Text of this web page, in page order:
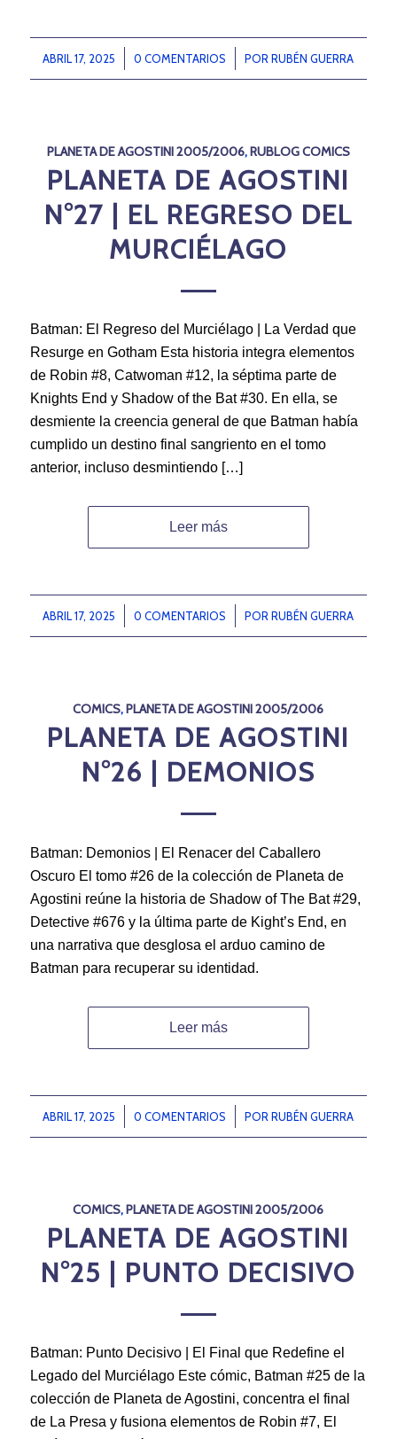
ABRIL 17, 2025
/ 0 COMENTARIOS
/ PORRUBÉN GUERRA
PLANETA DE AGOSTINI 2005/2006,RUBLOG COMICS
PLANETA DE AGOSTINI
N°27 | EL REGRESO DEL
MURCIÉLAGO
Batman: El Regreso del Murciélago | La Verdad que
Resurge en Gotham Esta historia integra elementos
de Robin #8, Catwoman #12, la séptima parte de
Knights End y Shadow of the Bat #30. En ella, se
desmiente la creencia general de que Batman había
cumplido un destino final sangriento en el tomo
anterior, incluso desmintiendo […]
Leer más
ABRIL 17, 2025
/ 0 COMENTARIOS
/ PORRUBÉN GUERRA
COMICS,PLANETA DE AGOSTINI 2005/2006
PLANETA DE AGOSTINI
N°26 | DEMONIOS
Batman: Demonios | El Renacer del Caballero
Oscuro El tomo #26 de la colección de Planeta de
Agostini reúne la historia de Shadow of The Bat #29,
Detective #676 y la última parte de Kight’s End, en
una narrativa que desglosa el arduo camino de
Batman para recuperar su identidad.
Leer más
ABRIL 17, 2025
/ 0 COMENTARIOS
/ PORRUBÉN GUERRA
COMICS,PLANETA DE AGOSTINI 2005/2006
PLANETA DE AGOSTINI
N°25 | PUNTO DECISIVO
Batman: Punto Decisivo | El Final que Redefine el
Legado del Murciélago Este cómic, Batman #25 de la
colección de Planeta de Agostini, concentra el final
de La Presa y fusiona elementos de Robin #7, El